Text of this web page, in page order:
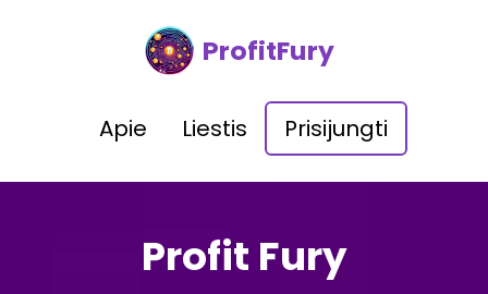
ProfitFury
Apie Liestis Prisijungti
Profit Fury